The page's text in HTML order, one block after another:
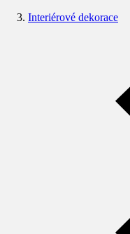
Interiérové dekorace